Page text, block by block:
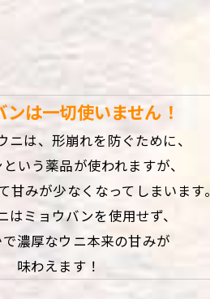
ンは一切使いません！
は、形崩れを防ぐために、
いう薬品が使われますが、
甘みが少なくなってしまいます。
はミョウバンを使用せず、
で濃厚なウニ本来の甘みが
味わえます！